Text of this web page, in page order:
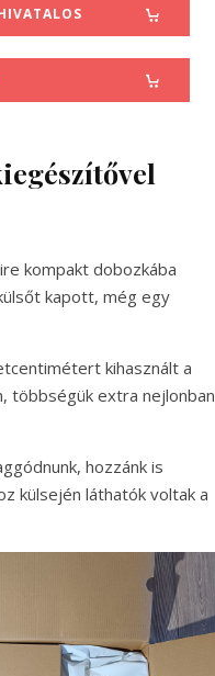
kompakt dobozkába
kapott, még egy
kihasznált a
többségük extra nejlonban
hozzánk is
külsején láthatók voltak a